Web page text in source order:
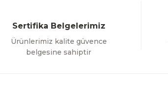
Sertifika Belgelerimiz
Ürünlerimiz kalite güvence
belgesine sahiptir